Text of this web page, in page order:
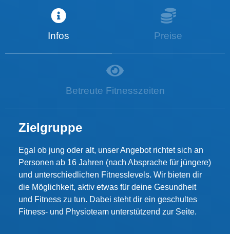
Infos Preise
Betreute Fitnesszeiten
Zielgruppe
Egal ob jung oder alt, unser Angebot richtet sich an
Personen ab 16 Jahren (nach Absprache für jüngere)
und unterschiedlichen Fitnesslevels. Wir bieten dir
die Möglichkeit, aktiv etwas für deine Gesundheit
und Fitness zu tun. Dabei steht dir ein geschultes
Fitness- und Physioteam unterstützend zur Seite.